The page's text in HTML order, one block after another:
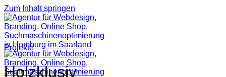
Zum Inhalt springen
Projekte
Holzklusiv